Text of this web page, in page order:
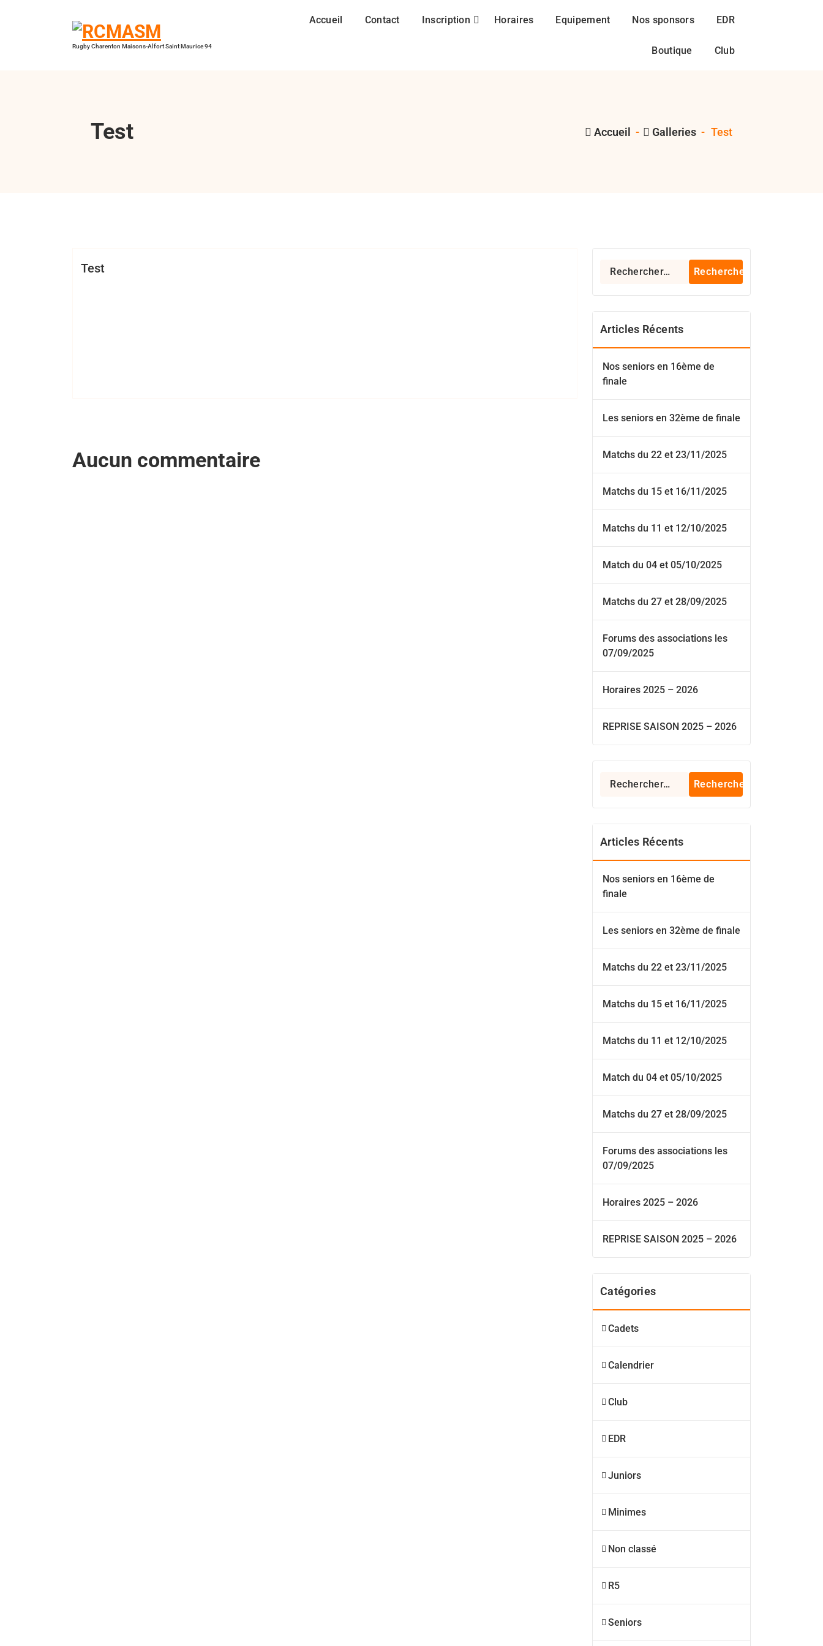
Rugby Charenton Maisons-Alfort Saint Maurice 94
Accueil Contact Inscription Horaires Equipement Nos sponsors EDR
Boutique Club
Test Accueil - Galleries - Test
Test
Aucun commentaire
Rechercher :
Articles Récents
Nos seniors en 16ème de
finale
Les seniors en 32ème de finale
Matchs du 22 et 23/11/2025
Matchs du 15 et 16/11/2025
Matchs du 11 et 12/10/2025
Match du 04 et 05/10/2025
Matchs du 27 et 28/09/2025
Forums des associations les
07/09/2025
Horaires 2025 – 2026
REPRISE SAISON 2025 – 2026
Rechercher :
Articles Récents
Nos seniors en 16ème de
finale
Les seniors en 32ème de finale
Matchs du 22 et 23/11/2025
Matchs du 15 et 16/11/2025
Matchs du 11 et 12/10/2025
Match du 04 et 05/10/2025
Matchs du 27 et 28/09/2025
Forums des associations les
07/09/2025
Horaires 2025 – 2026
REPRISE SAISON 2025 – 2026
Catégories
Cadets
Calendrier
Club
EDR
Juniors
Minimes
Non classé
R5
Seniors